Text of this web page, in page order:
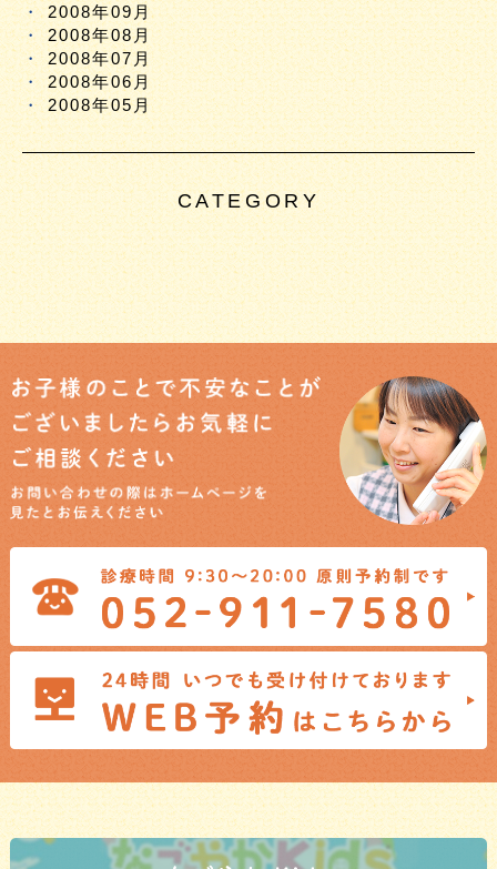
2008年09月
2008年08月
2008年07月
2008年06月
2008年05月
CATEGORY